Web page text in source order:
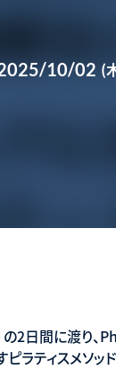
10/02 (
）の2日間に渡
ラティスメソッ